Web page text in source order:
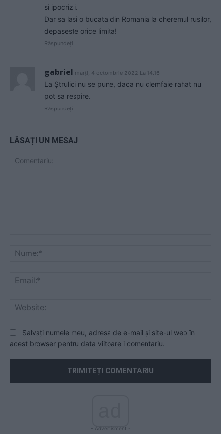
si ipocrizii.
Dar sa lasi o bucata din Romania la cheremul rusilor,
depaseste orice limita!
Răspundeți
gabriel marți, 4 octombrie 2022 La 14.16
La Ștrulici nu se pune, daca nu clemfaie rahat nu
pot sa respire.
Răspundeți
LĂSAȚI UN MESAJ
Salvați numele meu, adresa de e-mail și site-ul web în
acest browser pentru data viitoare i comentariu.
- Advertisment -